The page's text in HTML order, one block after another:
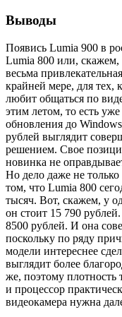
Выводы
Появись Lumia 900 в
Lumia 800 или,
весьма
крайней мере, для тех,
любит общаться по
этим летом, то есть
обновления до
рублей выглядит
решением. Свое
новинка не
Но дело даже не
том, что Lumia 800
тысяч. Вот, скажем, у
он стоит 15 790
8500 рублей. И она
поскольку по ряду
модели интереснее
выглядит более
же, поэтому
и процессор
видеокамера нужна